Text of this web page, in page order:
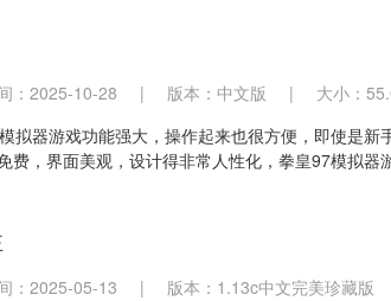
：2025-10-28 | 版本：中文版 |
大小：
拟器游戏功能强大，操作起来也很方便，即使是
费，界面美观，设计得非常人性化，拳皇97模拟器
：2025-05-13 | 版本：1.13c中文完美珍藏版